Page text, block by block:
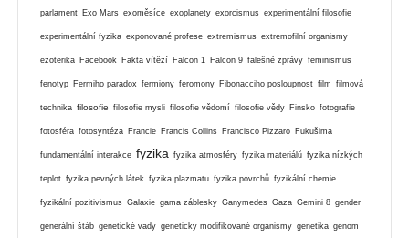
parlament Exo Mars exoměsíce exoplanety exorcismus experimentální filosofie
experimentální fyzika exponované profese extremismus extremofilní organismy
ezoterika Facebook Fakta vítězí Falcon 1 Falcon 9 falešné zprávy feminismus
fenotyp Fermiho paradox fermiony feromony Fibonacciho posloupnost film filmová
technika filosofie filosofie mysli filosofie vědomí filosofie vědy Finsko fotografie
fotosféra fotosyntéza Francie Francis Collins Francisco Pizzaro Fukušima
fundamentální interakce fyzika fyzika atmosféry fyzika materiálů fyzika nízkých
teplot fyzika pevných látek fyzika plazmatu fyzika povrchů fyzikální chemie
fyzikální pozitivismus Galaxie gama záblesky Ganymedes Gaza Gemini 8 gender
generální štáb genetické vady geneticky modifikované organismy genetika genom